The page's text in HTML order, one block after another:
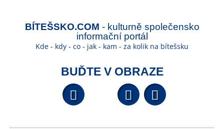
BÍTEŠSKO.COM - kulturně společensko
informační portál
Kde - kdy - co - jak - kam - za kolik na bítešsku
BUĎTE V OBRAZE
Facebook YouTube